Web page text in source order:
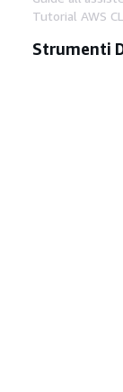
Tutorial AWS
Strumenti